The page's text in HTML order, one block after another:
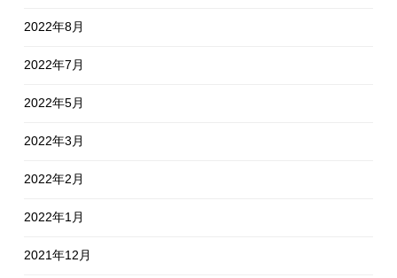
2022年8月
2022年7月
2022年5月
2022年3月
2022年2月
2022年1月
2021年12月